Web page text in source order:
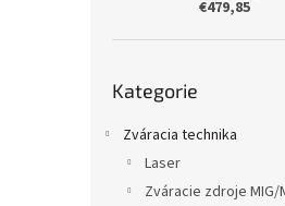
€479,85
kategorie
Kategorie
Zváracia technika
Laser
Zváracie zdroje MIG/